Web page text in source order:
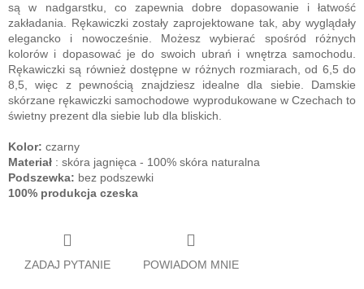
są w nadgarstku, co zapewnia dobre dopasowanie i łatwość
zakładania. Rękawiczki zostały zaprojektowane tak, aby wyglądały
elegancko i nowocześnie. Możesz wybierać spośród różnych
kolorów i dopasować je do swoich ubrań i wnętrza samochodu.
Rękawiczki są również dostępne w różnych rozmiarach, od 6,5 do
8,5, więc z pewnością znajdziesz idealne dla siebie. Damskie
skórzane rękawiczki samochodowe wyprodukowane w Czechach to
świetny prezent dla siebie lub dla bliskich.
Kolor: czarny
Materiał : skóra jagnięca - 100% skóra naturalna
Podszewka: bez podszewki
100% produkcja czeska
ZADAJ PYTANIE POWIADOM MNIE